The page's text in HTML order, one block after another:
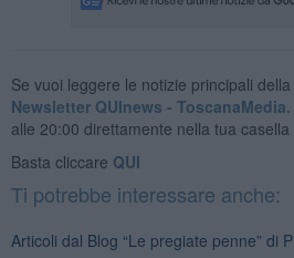
Se vuoi leggere le notizie principali
Newsletter QUInews - ToscanaMedia.
alle 20:00 direttamente nella tua casella
Basta cliccare QUI
Ti potrebbe interessare anche:
Articoli dal Blog “Le pregiate penne” di